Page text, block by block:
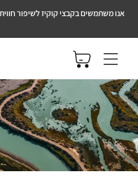
אנו משתמשים בקבצי קוקיז לשיפור
ניווט באתר